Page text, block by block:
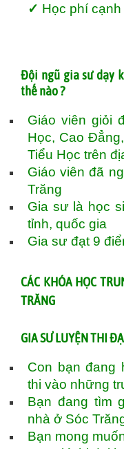
✓ Học phí
Đội ngũ gia sư dạy
thế nào ?
Giáo viên giỏi
Học, Cao
Tiểu Học trên
Giáo viên đã
Trăng
Gia sư là học
tỉnh, quốc gia
Gia sư đạt 9
CÁC KHÓA HỌC
TRĂNG
GIA SƯ LUYỆN THI
Con bạn đang
thi vào những
Bạn đang tìm
nhà ở Sóc
Bạn mong